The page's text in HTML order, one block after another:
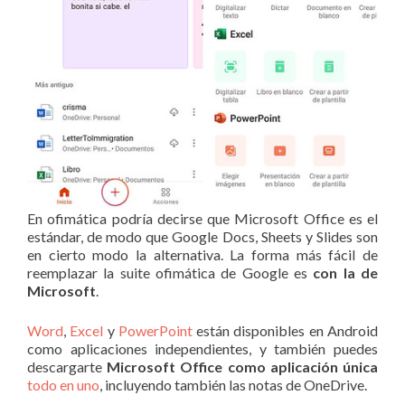
En ofimática podría decirse que Microsoft Office es el
estándar, de modo que Google Docs, Sheets y Slides son
en cierto modo la alternativa. La forma más fácil de
reemplazar la suite ofimática de Google es con la de
Microsoft.
Word, Excel y PowerPointestán disponibles en Android
como aplicaciones independientes, y también puedes
descargarte Microsoft Office como aplicación única
todo en uno, incluyendo también las notas de OneDrive.